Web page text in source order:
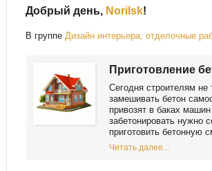
Добрый день, Norilsk!
В группеДизайн интерьера, отделочные
Приготовление
Сегодня строителям не
замешивать бетон
привозят в баках
забетонировать нужно
приготовить бетонную
Читать далее...